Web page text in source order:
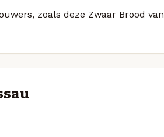
zoals deze Zwaar Brood van